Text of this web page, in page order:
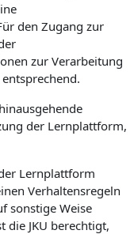
den Zugang zur
zur Verarbeitung
der Lernplattform,
Lernplattform
Verhaltensregeln
sonstige Weise
die JKU berechtigt,